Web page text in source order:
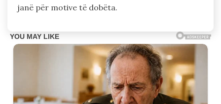
janë për motive të dobëta.